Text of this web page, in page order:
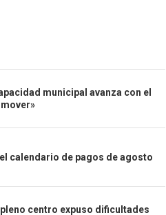
municipal avanza con el
calendario de pagos de agosto
centro expuso dificultades